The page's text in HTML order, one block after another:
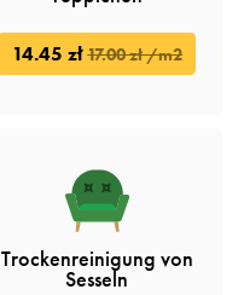
14.45 zł 17.00 zł /m2
Trockenreinigung von
Sesseln